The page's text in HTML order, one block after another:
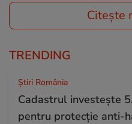
Citește
TRENDING
Știri România
Cadastrul investește
pentru protecție anti-